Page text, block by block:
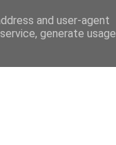
and user-agent
generate usage